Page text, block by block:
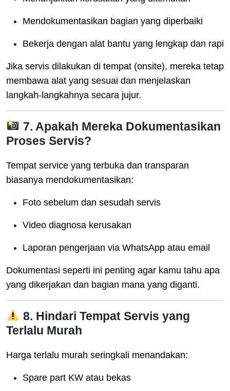
Mendokumentasikan bagian yang diperbaiki
Bekerja dengan alat bantu yang lengkap dan rapi
Jika servis dilakukan di tempat (onsite), mereka tetap
membawa alat yang sesuai dan menjelaskan
langkah-langkahnya secara jujur.
7. Apakah Mereka Dokumentasikan
Proses Servis?
Tempat service yang terbuka dan transparan
biasanya mendokumentasikan:
Foto sebelum dan sesudah servis
Video diagnosa kerusakan
Laporan pengerjaan via WhatsApp atau email
Dokumentasi seperti ini penting agar kamu tahu apa
yang dikerjakan dan bagian mana yang diganti.
8. Hindari Tempat Servis yang
Terlalu Murah
Harga terlalu murah seringkali menandakan:
Spare part KW atau bekas